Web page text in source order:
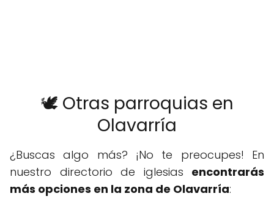
🕊️ Otras parroquias en
Olavarría
¿Buscas algo más? ¡No te preocupes! En
nuestro directorio de iglesias encontrarás
más opciones en la zona de Olavarría: